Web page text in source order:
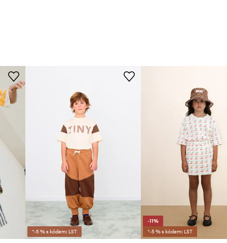
*-5 % s kódem: LST
-11%
*-5 % s kódem: LST